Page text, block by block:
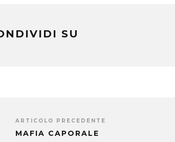
SU
ARTICOLO PRECEDENTE
MAFIA CAPORALE